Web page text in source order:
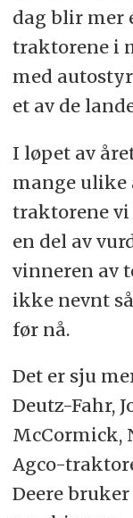
dag blir mer
traktorene i
med
et av de
I løpet av
mange ulike
traktorene
en del av
vinneren av
ikke nevnt
før nå.
Det er sju
Deutz-Fahr,
McCormick,
Agco-
Deere